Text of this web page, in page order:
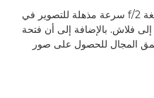
توفر فتحة العدسة القصوى الكبيرة البالغة f/2 سرعة مذهلة للتصوير في
فلاش. بالإضافة إلى أن فتحة
المجال للحصول على صور